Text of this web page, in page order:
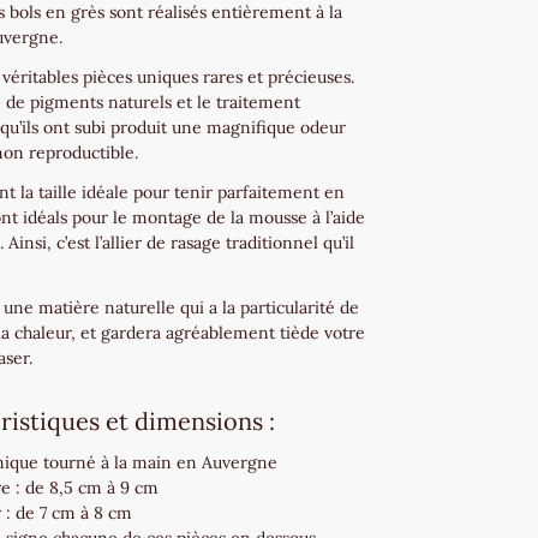
bols en grès sont réalisés entièrement à la
pièces uniques rares et précieuses.
de pigments naturels et le traitement
ont subi produit une magnifique odeur
reproductible.
la taille idéale pour tenir parfaitement en
idéals pour le montage de la mousse à l’aide
Ainsi, c’est l’allier de rasage traditionnel qu’il
une matière naturelle qui a la particularité de
chaleur, et gardera agréablement tiède votre
et dimensions :
tourné à la main en Auvergne
: de 8,5 cm à 9 cm
de 7 cm à 8 cm